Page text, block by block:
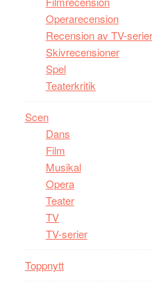
Operarecension
Recension av TV-serier
Skivrecensioner
Spel
Teaterkritik
Scen
Dans
Film
Musikal
Opera
Teater
TV
TV-serier
Toppnytt